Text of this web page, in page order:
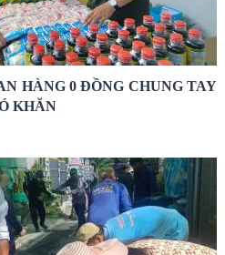
HÀNG 0 ĐỒNG CHUNG TAY
KHĂN